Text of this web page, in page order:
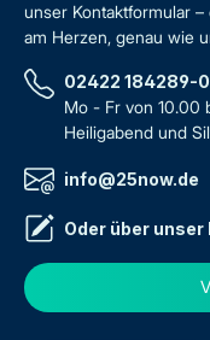
unser Kontaktformular
am Herzen, genau wie
02422 184289-0
Mo - Fr von 10.00
Heiligabend und
info@25now.de
Oder über unser